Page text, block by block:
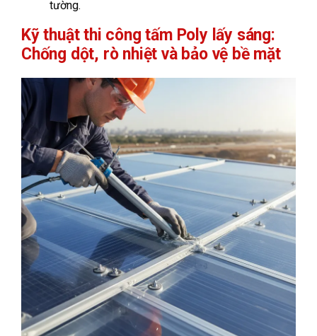
tường.
Kỹ thuật thi công tấm Poly lấy sáng:
Chống dột, rò nhiệt và bảo vệ bề mặt